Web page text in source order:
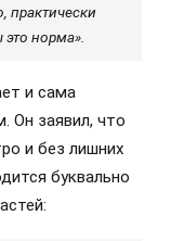
практически
норма».
и сама
Он заявил, что
и без лишних
буквально